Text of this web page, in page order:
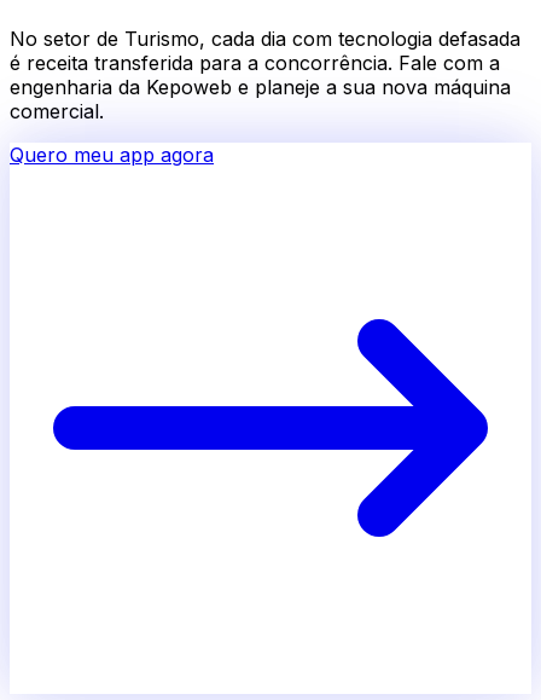
No setor de Turismo, cada dia com tecnologia defasada
é receita transferida para a concorrência. Fale com a
engenharia da Kepoweb e planeje a sua nova máquina
comercial.
Quero meu app agora